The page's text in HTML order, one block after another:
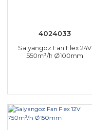
4024033
Salyangoz Fan Flex 24V
550m³/h Ø100mm